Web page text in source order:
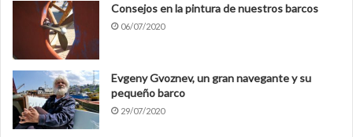
Consejos en la pintura de nuestros barcos
06/07/2020
Evgeny Gvoznev, un gran navegante y su
pequeño barco
29/07/2020